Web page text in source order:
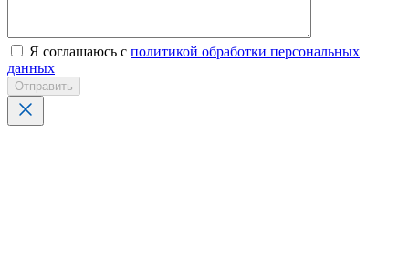
Я соглашаюсь с политикой обработки персональных
данных
Отправить